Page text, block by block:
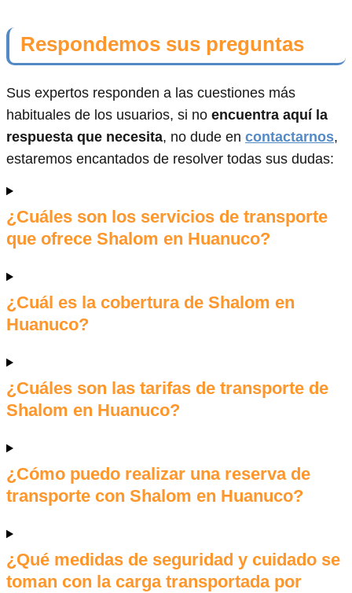
Respondemos sus preguntas
Sus expertos responden a las cuestiones más
habituales de los usuarios, si no encuentra aquí la
respuesta que necesita, no dude en contactarnos,
estaremos encantados de resolver todas sus dudas:
¿Cuáles son los servicios de transporte
que ofrece Shalom en Huanuco?
¿Cuál es la cobertura de Shalom en
Huanuco?
¿Cuáles son las tarifas de transporte de
Shalom en Huanuco?
¿Cómo puedo realizar una reserva de
transporte con Shalom en Huanuco?
¿Qué medidas de seguridad y cuidado se
toman con la carga transportada por